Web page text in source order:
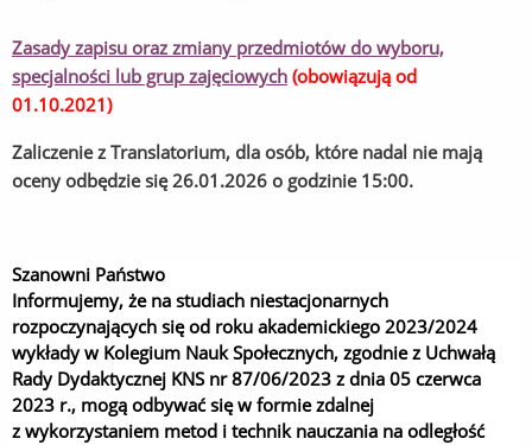
Zasady zapisu oraz zmiany przedmiotów do wyboru,
specjalności lub grup zajęciowych (obowiązują od
01.10.2021)
Zaliczenie z Translatorium, dla osób, które nadal nie mają
oceny odbędzie się 26.01.2026 o godzinie 15:00.
Szanowni Państwo
Informujemy, że na studiach niestacjonarnych
rozpoczynających się od roku akademickiego 2023/2024
wykłady w Kolegium Nauk Społecznych, zgodnie z Uchwałą
Rady Dydaktycznej KNS nr 87/06/2023 z dnia 05 czerwca
2023 r., mogą odbywać się w formie zdalnej
z wykorzystaniem metod i technik nauczania na odległość